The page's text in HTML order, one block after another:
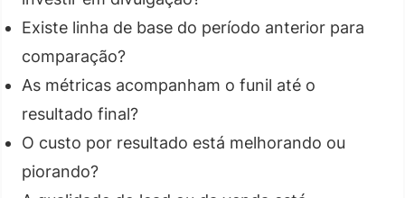
Existe linha de base do período anterior para
comparação?
As métricas acompanham o funil até o
resultado final?
O custo por resultado está melhorando ou
piorando?